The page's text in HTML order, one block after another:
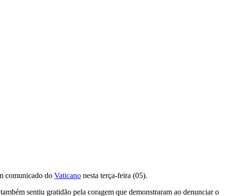
comunicado do Vaticano nesta terça-feira (05).
sentiu gratidão pela coragem que demonstraram ao denunciar o